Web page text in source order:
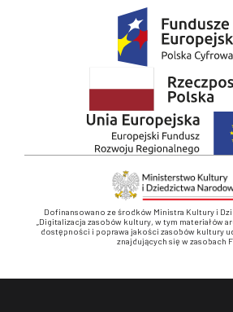
Dofinansowano ze środków Ministra Kultury i
„Digitalizacja zasobów kultury, w tym materiałów
dostępności i poprawa jakości zasobów kultury
znajdujących się w zasobach